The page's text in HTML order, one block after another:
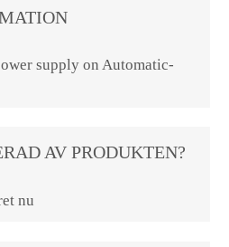
supply on Automatic-
AV PRODUKTEN?
nu